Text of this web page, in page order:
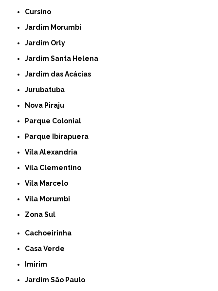
Cursino
Jardim Morumbi
Jardim Orly
Jardim Santa Helena
Jardim das Acácias
Jurubatuba
Nova Piraju
Parque Colonial
Parque Ibirapuera
Vila Alexandria
Vila Clementino
Vila Marcelo
Vila Morumbi
Zona Sul
Cachoeirinha
Casa Verde
Imirim
Jardim São Paulo